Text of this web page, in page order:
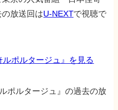
放送回はU-NEXTで視聴で
ポルタージュ』を見る
ポルタージュ』の過去の放